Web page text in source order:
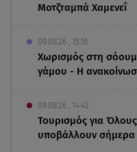
Μοτζταμπά Χαμενεΐ
09.08.26 , 15:16
Χωρισμός στη
γάμου - Η
09.08.26 , 14:42
Τουρισμός για
υποβάλλουν σήμερα